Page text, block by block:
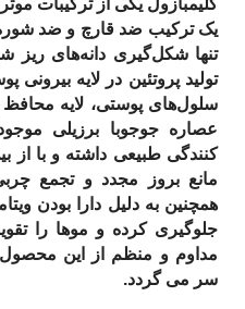
کلیمبازول یکی از ترکیبات
یک ترکیب ضد قارچ و ضد
تنها شکل‌گیری دانه‌های ریز
تولید پروتئین در لایه‌
سلول‌های پوستی، لایه‌
عصاره جوجوبا برزیلی
کنندگی طبیعی داشته و با از
مانع بروز مجدد و تجمع
همچنین به دلیل دارا بودن
جلوگیری کرده و موها را
مداوم و منظم از این
سر می گردد.